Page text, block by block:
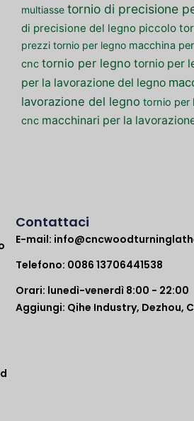
multiasse tornio di precisione
di precisione del legno piccolo
prezzi tornio per legno macchina
cnc tornio per legno tornio per
per la lavorazione del legno
lavorazione del legno tornio per
cnc macchinari per la
Contattaci
E-mail:
Telefono: 0086 13706441538
Orari: lunedì-venerdì 8:00 - 22:00
Aggiungi: Qihe Industry, Dezhou,